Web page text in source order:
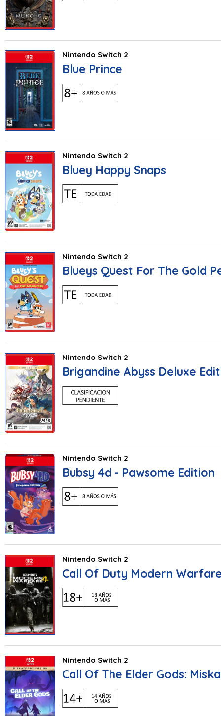
Nintendo Switch 2
Blue Prince
Nintendo Switch 2
Bluey Happy Snaps
Nintendo Switch 2
Blueys Quest For The Gold
Nintendo Switch 2
Brigandine Abyss Deluxe
Nintendo Switch 2
Bubsy 4d - Pawsome Edition
Nintendo Switch 2
Call Of Duty Modern
Nintendo Switch 2
Call Of The Elder Gods: